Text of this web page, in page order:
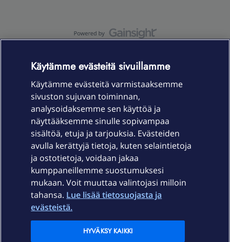
Laitteet & liittymät
Palvelut
Ajankohtaista
Elisa Oyj
Käytämme evästeitä sivuillamme
Käytämme evästeitä varmistaaksemme
sivuston sujuvan toiminnan,
analysoidaksemme sen käyttöä ja
näyttääksemme sinulle sopivampaa
sisältöä, etuja ja tarjouksia. Evästeiden
avulla kerättyjä tietoja, kuten selaintietoja
ja ostotietoja, voidaan jakaa
kumppaneillemme suostumuksesi
mukaan. Voit muuttaa valintojasi milloin
tahansa. Lue lisää tietosuojasta ja
evästeistä.
HYVÄKSY KAIKKI